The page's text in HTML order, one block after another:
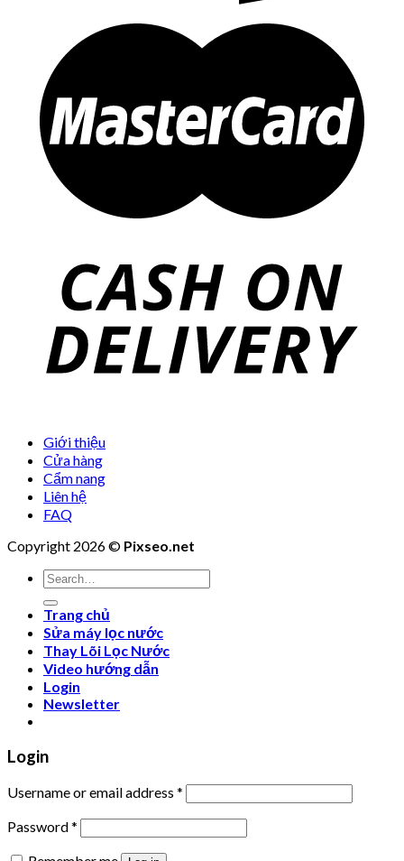
Giới thiệu
Cửa hàng
Cẩm nang
Liên hệ
FAQ
Copyright 2026 © Pixseo.net
Search
for:
Trang chủ
Sửa máy lọc nước
Thay Lõi Lọc Nước
Video hướng dẫn
Login
Newsletter
Login
Username or email address *
Password*